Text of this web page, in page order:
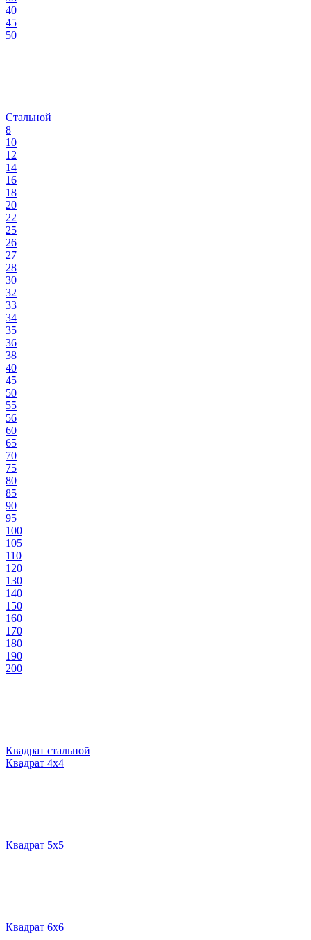
40
45
50
Стальной
8
10
12
14
16
18
20
22
25
26
27
28
30
32
33
34
35
36
38
40
45
50
55
56
60
65
70
75
80
85
90
95
100
105
110
120
130
140
150
160
170
180
190
200
Квадрат стальной
Квадрат 4х4
Квадрат 5х5
Квадрат 6х6